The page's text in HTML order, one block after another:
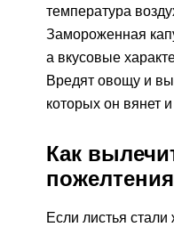
температура
Замороженная
а вкусовые
Вредят овощу и
которых он вянет и
Как
пожелтения
Если листья